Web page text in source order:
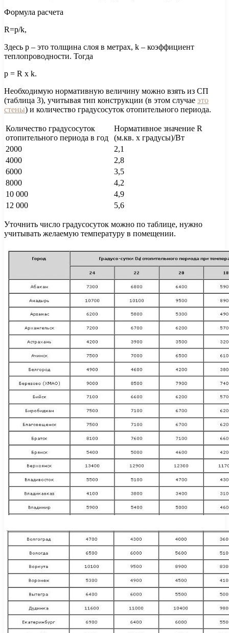
Формула расчета
R=p/k,
Здесь р – это толщина слоя в метрах, k – коэффициент
теплопроводности. Тогда
p = R x k.
Необходимую нормативную величину можно взять из СП
(таблица 3), учитывая тип конструкции (в этом случае это
стены) и количество градусосуток отопительного периода.
Количество градусосуток
отопительного периода в год
Нормативное значение R
(м.кв. х градусы)/Вт
2000
2,1
4000
2,8
6000
3,5
8000
4,2
10 000
4,9
12 000
5,6
Уточнить число градусосуток можно по таблице, нужно
учитывать желаемую температуру в помещении.